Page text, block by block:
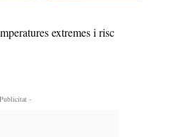
extremes i risc
-